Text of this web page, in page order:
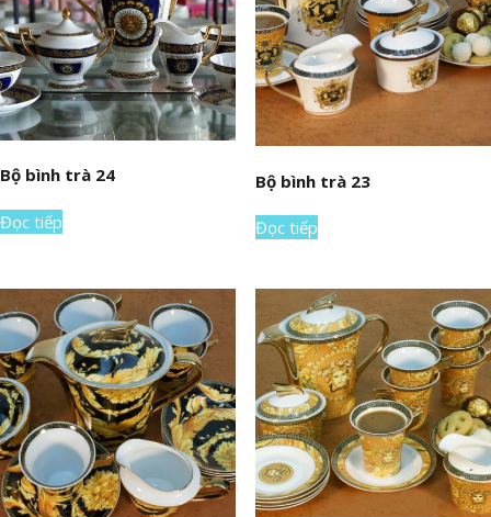
Bộ bình trà 24
Đọc tiếp
Bộ bình trà 23
Đọc tiếp